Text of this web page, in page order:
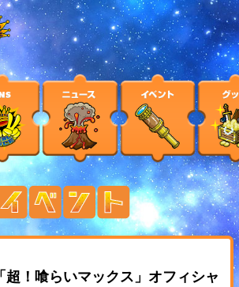
超！喰らいマックス」オフィシャ